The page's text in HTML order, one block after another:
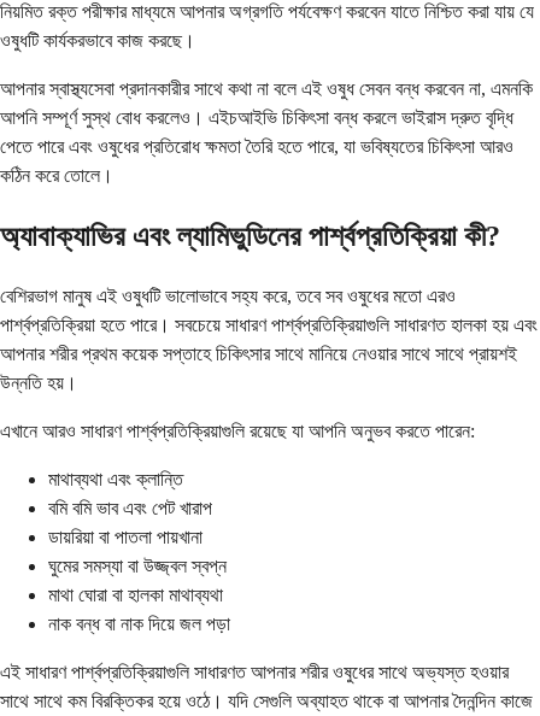
নিয়মিত রক্ত পরীক্ষার মাধ্যমে আপনার অগ্রগতি পর্যবেক্ষণ করবেন যাতে নিশ্চিত করা যায় যে
ওষুধটি কার্যকরভাবে কাজ করছে।
আপনার স্বাস্থ্যসেবা প্রদানকারীর সাথে কথা না বলে এই ওষুধ সেবন বন্ধ করবেন না, এমনকি
আপনি সম্পূর্ণ সুস্থ বোধ করলেও। এইচআইভি চিকিৎসা বন্ধ করলে ভাইরাস দ্রুত বৃদ্ধি
পেতে পারে এবং ওষুধের প্রতিরোধ ক্ষমতা তৈরি হতে পারে, যা ভবিষ্যতের চিকিৎসা আরও
কঠিন করে তোলে।
অ্যাবাক্যাভির এবং ল্যামিভুডিনের পার্শ্বপ্রতিক্রিয়া কী?
বেশিরভাগ মানুষ এই ওষুধটি ভালোভাবে সহ্য করে, তবে সব ওষুধের মতো এরও
পার্শ্বপ্রতিক্রিয়া হতে পারে। সবচেয়ে সাধারণ পার্শ্বপ্রতিক্রিয়াগুলি সাধারণত হালকা হয় এবং
আপনার শরীর প্রথম কয়েক সপ্তাহে চিকিৎসার সাথে মানিয়ে নেওয়ার সাথে সাথে প্রায়শই
উন্নতি হয়।
এখানে আরও সাধারণ পার্শ্বপ্রতিক্রিয়াগুলি রয়েছে যা আপনি অনুভব করতে পারেন:
মাথাব্যথা এবং ক্লান্তি
বমি বমি ভাব এবং পেট খারাপ
ডায়রিয়া বা পাতলা পায়খানা
ঘুমের সমস্যা বা উজ্জ্বল স্বপ্ন
মাথা ঘোরা বা হালকা মাথাব্যথা
নাক বন্ধ বা নাক দিয়ে জল পড়া
এই সাধারণ পার্শ্বপ্রতিক্রিয়াগুলি সাধারণত আপনার শরীর ওষুধের সাথে অভ্যস্ত হওয়ার
সাথে সাথে কম বিরক্তিকর হয়ে ওঠে। যদি সেগুলি অব্যাহত থাকে বা আপনার দৈনন্দিন কাজে